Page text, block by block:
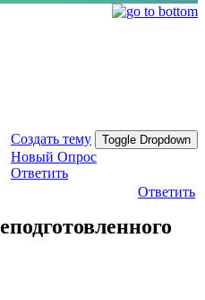
Создать тему Toggle Dropdown
Новый Опрос
Ответить
Ответить